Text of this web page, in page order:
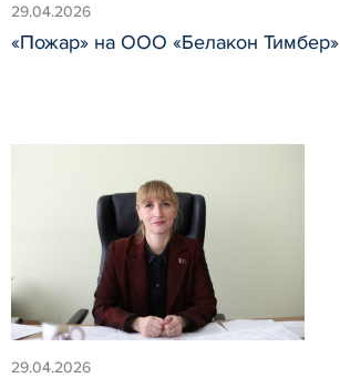
29.04.2026
«Пожар» на ООО «Белакон Тимбер»
29.04.2026